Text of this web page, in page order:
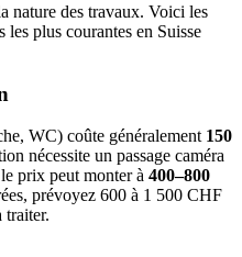
nature des travaux. Voici les
plus courantes en Suisse
WC) coûte généralement 150
nécessite un passage caméra
prix peut monter à 400–800
prévoyez 600 à 1 500 CHF
traiter.